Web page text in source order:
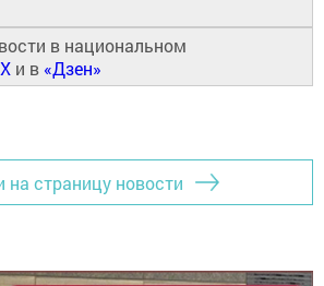
в национальном
и в «Дзен»
на страницу новости